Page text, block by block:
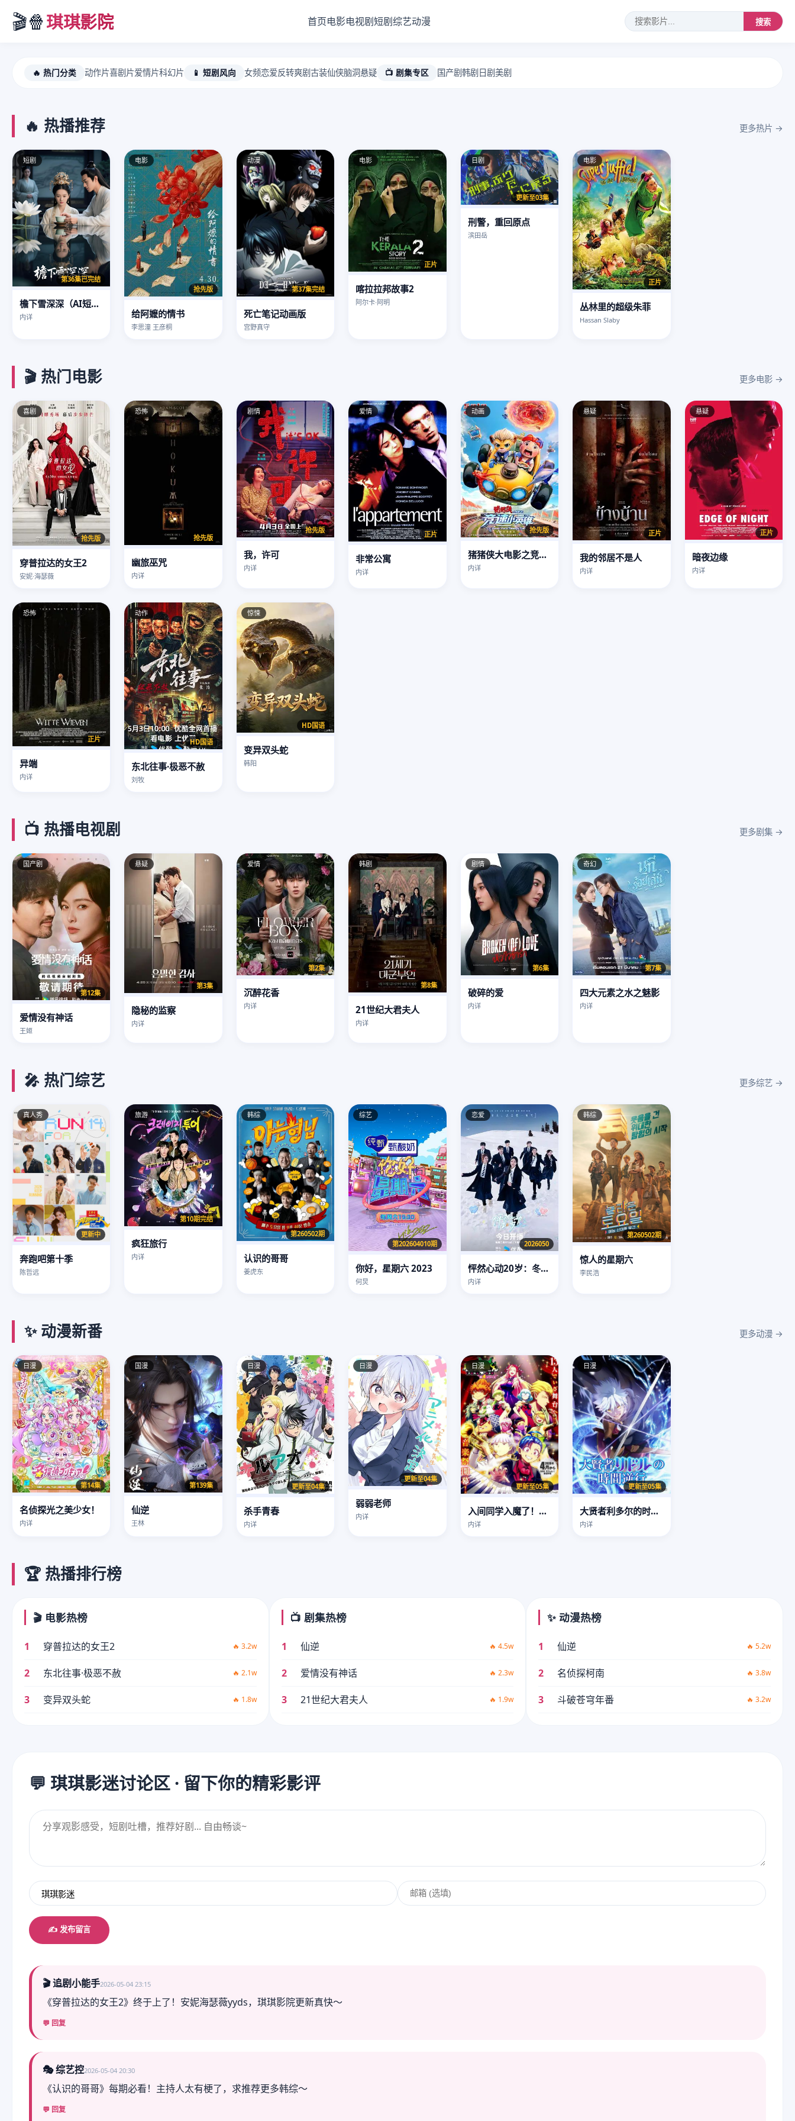
🎬🍿琪琪影院 首页电影电视剧短剧综艺动漫 搜索
🔥 热门分类 动作片喜剧片爱情片科幻片 📱 短剧风向 女频恋爱反转爽剧古装仙侠脑洞悬疑 📺 剧集专区 国产剧韩剧日剧美剧
🔥 热播推荐 更多热片 →
短剧
第36集已完结
檐下雪深深（AI短剧）
内详
电影
抢先版
给阿嬷的情书
李思潼 王彦桐
动漫
第37集完结
死亡笔记动画版
宫野真守
电影
正片
喀拉拉邦故事2
阿尔卡·阿明
日剧
更新至03集
刑警，重回原点
滨田岳
电影
正片
丛林里的超级朱菲
Hassan Slaby
🎬 热门电影 更多电影 →
喜剧
抢先版
穿普拉达的女王2
安妮·海瑟薇
恐怖
抢先版
幽旅巫咒
内详
剧情
抢先版
我，许可
内详
爱情
正片
非常公寓
内详
动画
抢先版
猪猪侠大电影之竞速小英雄
内详
悬疑
正片
我的邻居不是人
内详
悬疑
正片
暗夜边缘
内详
恐怖
正片
异端
内详
动作
HD国语
东北往事·极恶不赦
刘牧
惊悚
HD国语
变异双头蛇
韩阳
📺 热播电视剧 更多剧集 →
国产剧
第12集
爱情没有神话
王姬
悬疑
第3集
隐秘的监察
内详
爱情
第2集
沉醉花香
内详
韩剧
第8集
21世纪大君夫人
内详
剧情
第6集
破碎的爱
内详
奇幻
第7集
四大元素之水之魅影
内详
🎤 热门综艺 更多综艺 →
真人秀
更新中
奔跑吧第十季
陈哲远
旅游
第10期完结
疯狂旅行
内详
韩综
第260502期
认识的哥哥
姜虎东
综艺
第202604010期
你好，星期六 2023
何炅
恋爱
2026050
怦然心动20岁：冬季2026
内详
韩综
第260502期
惊人的星期六
李民浩
✨ 动漫新番 更多动漫 →
日漫
第14集
名侦探光之美少女！
内详
国漫
第139集
仙逆
王林
日漫
更新至04集
杀手青春
内详
日漫
更新至04集
弱弱老师
内详
日漫
更新至05集
入间同学入魔了！第四季
内详
日漫
更新至05集
大贤者利多尔的时间逆行
内详
🏆 热播排行榜
🎬 电影热榜
1 穿普拉达的女王2 🔥 3.2w
2 东北往事·极恶不赦 🔥 2.1w
3 变异双头蛇 🔥 1.8w
📺 剧集热榜
1 仙逆 🔥 4.5w
2 爱情没有神话 🔥 2.3w
3 21世纪大君夫人 🔥 1.9w
✨ 动漫热榜
1 仙逆 🔥 5.2w
2 名侦探柯南 🔥 3.8w
3 斗破苍穹年番 🔥 3.2w
💬 琪琪影迷讨论区 · 留下你的精彩影评
✍️ 发布留言
🎬 追剧小能手2026-05-04 23:15
《穿普拉达的女王2》终于上了！安妮海瑟薇yyds，琪琪影院更新真快～
💬 回复
🎭 综艺控2026-05-04 20:30
《认识的哥哥》每期必看！主持人太有梗了，求推荐更多韩综～
💬 回复